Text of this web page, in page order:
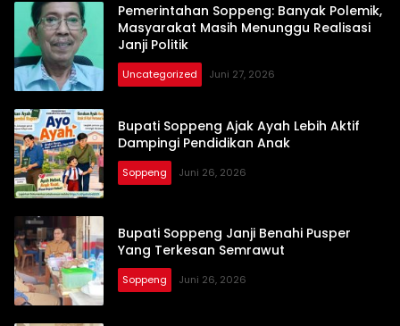
Pemerintahan Soppeng: Banyak Polemik,
Masyarakat Masih Menunggu Realisasi
Janji Politik
Uncategorized Juni 27, 2026
Breaking
Sulsel
Bupati Soppeng Ajak Ayah Lebih Aktif
Dampingi Pendidikan Anak
Soppeng Juni 26, 2026
Bupati Soppeng Janji Benahi Pusper
Yang Terkesan Semrawut
Soppeng Juni 26, 2026